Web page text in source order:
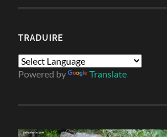
TRADUIRE
Powered by Translate